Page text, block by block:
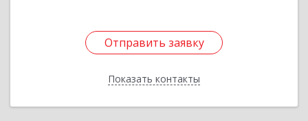
Отправить заявку
Показать контакты
Отправить заявку
Назад